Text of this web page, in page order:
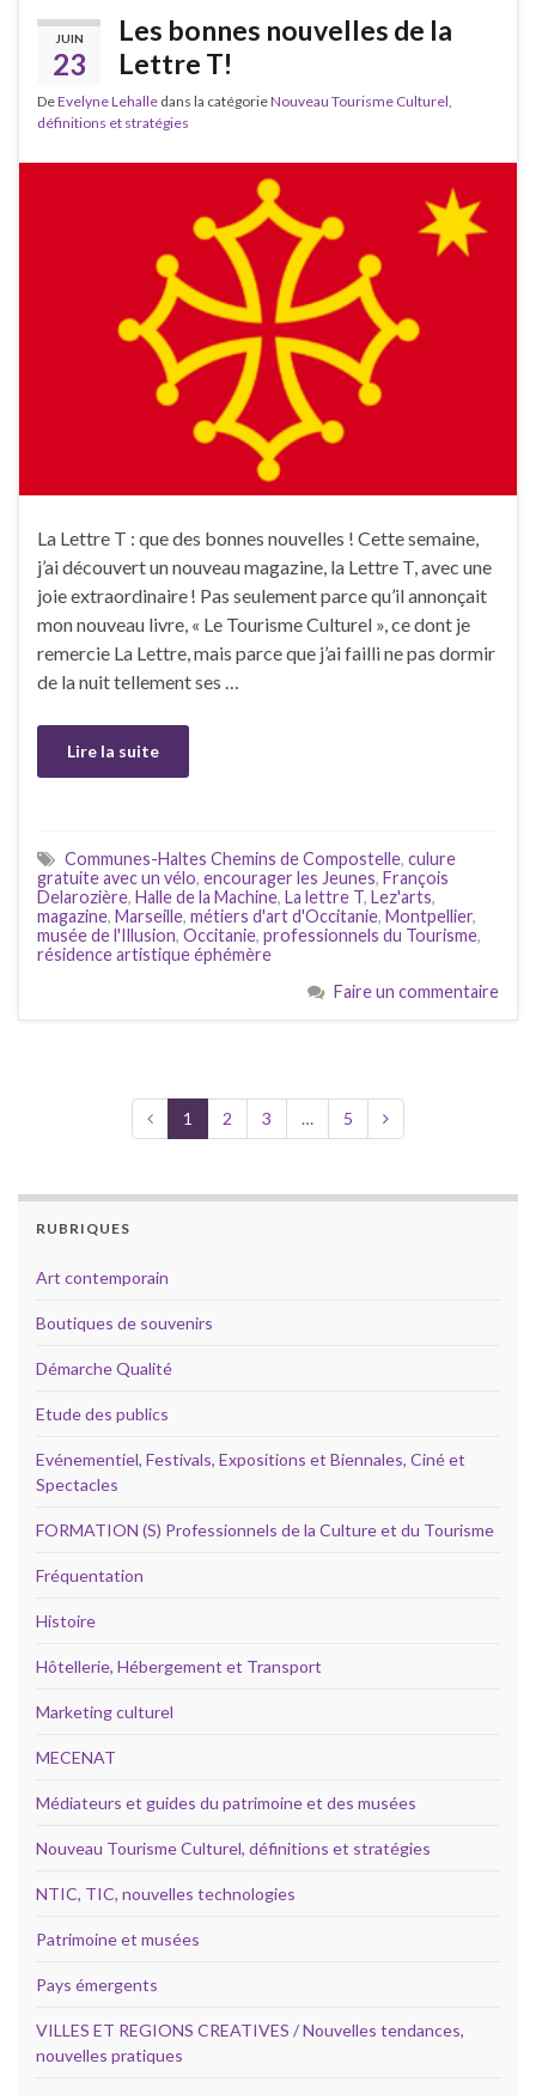
JUIN
23
Les bonnes nouvelles de la
Lettre T!
DeEvelyne Lehalle dans la catégorieNouveau Tourisme Culturel,
définitions et stratégies
La Lettre T : que des bonnes nouvelles ! Cette semaine,
j’ai découvert un nouveau magazine, la Lettre T, avec une
joie extraordinaire ! Pas seulement parce qu’il annonçait
mon nouveau livre, « Le Tourisme Culturel », ce dont je
remercie La Lettre, mais parce que j’ai failli ne pas dormir
de la nuit tellement ses …
Lire la suite
Communes-Haltes Chemins de Compostelle, culure
gratuite avec un vélo, encourager les Jeunes, François
Delarozière, Halle de la Machine, La lettre T, Lez'arts,
magazine, Marseille, métiers d'art d'Occitanie, Montpellier,
musée de l'Illusion, Occitanie, professionnels du Tourisme,
résidence artistique éphémère
Faire un commentaire
1 2 3 … 5
RUBRIQUES
Art contemporain
Boutiques de souvenirs
Démarche Qualité
Etude des publics
Evénementiel, Festivals, Expositions et Biennales, Ciné et
Spectacles
FORMATION (S) Professionnels de la Culture et du Tourisme
Fréquentation
Histoire
Hôtellerie, Hébergement et Transport
Marketing culturel
MECENAT
Médiateurs et guides du patrimoine et des musées
Nouveau Tourisme Culturel, définitions et stratégies
NTIC, TIC, nouvelles technologies
Patrimoine et musées
Pays émergents
VILLES ET REGIONS CREATIVES / Nouvelles tendances,
nouvelles pratiques